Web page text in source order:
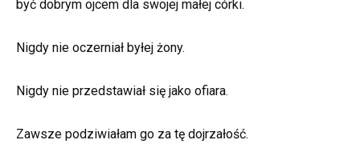
być dobrym ojcem dla swojej małej córki.
Nigdy nie oczerniał byłej żony.
Nigdy nie przedstawiał się jako ofiara.
Zawsze podziwiałam go za tę dojrzałość.